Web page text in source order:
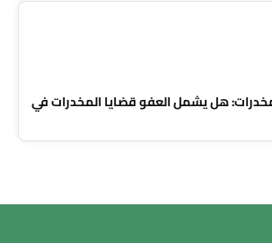
هل يشمل العفو قضايا المخدرات في